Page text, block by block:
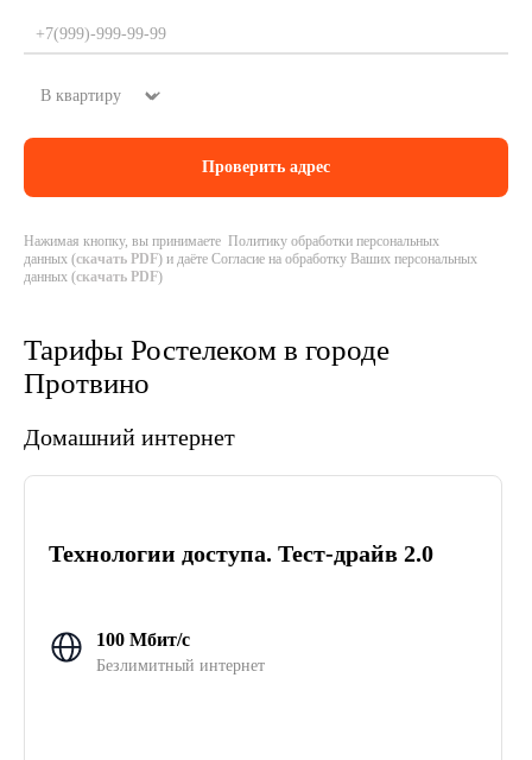
Нажимая кнопку, вы принимаете Политику обработки персональных
данных (скачать PDF) и даёте Согласие на обработку Ваших персональных
данных (скачать PDF)
Тарифы Ростелеком в городе
Протвино
Домашний интернет
Технологии доступа. Тест-драйв 2.0
100 Мбит/с
Безлимитный интернет